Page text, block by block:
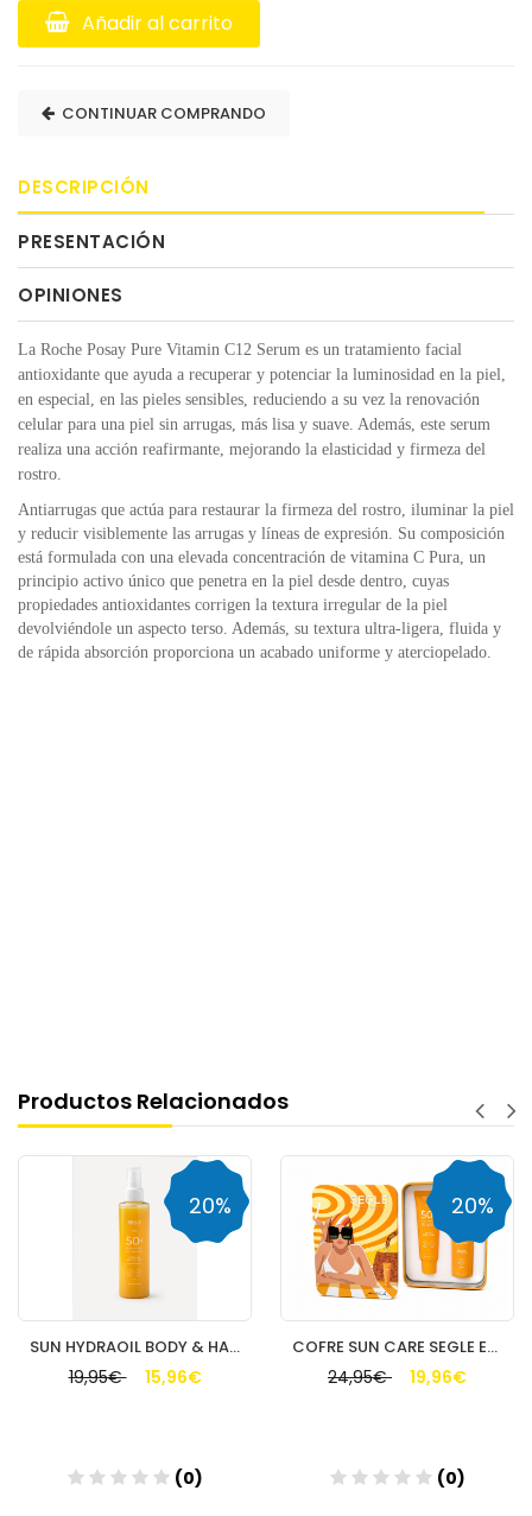
Añadir al carrito
CONTINUAR COMPRANDO
DESCRIPCIÓN
PRESENTACIÓN
OPINIONES
La Roche Posay Pure Vitamin C12 Serum es un tratamiento facial
antioxidante que ayuda a recuperar y potenciar la luminosidad en la piel,
en especial, en las pieles sensibles, reduciendo a su vez la renovación
celular para una piel sin arrugas, más lisa y suave. Además, este serum
realiza una acción reafirmante, mejorando la elasticidad y firmeza del
rostro.
Antiarrugas que actúa para restaurar la firmeza del rostro, iluminar la piel
y reducir visiblemente las arrugas y líneas de expresión. Su composición
está formulada con una elevada concentración de vitamina C Pura, un
principio activo único que penetra en la piel desde dentro, cuyas
propiedades antioxidantes corrigen la textura irregular de la piel
devolviéndole un aspecto terso. Además, su textura ultra-ligera, fluida y
de rápida absorción proporciona un acabado uniforme y aterciopelado.
Productos Relacionados
SUN HYDRAOIL BODY & HAIR SEGLE 200 ML
19,95€ 15,96€
20%
(0)
COFRE SUN CARE SEGLE EDICION JORDI LABANDA (GEL CREMA + BRUMA)
24,95€ 19,96€
20%
(0)